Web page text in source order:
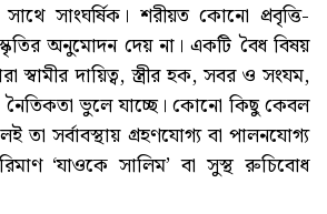
সাংঘর্ষিক। শরীয়ত কোনো প্রবৃত্তি-
অনুমোদন দেয় না। একটি বৈধ বিষয়
স্বামীর দায়িত্ব, স্ত্রীর হক, সবর ও সংযম,
ভুলে যাচ্ছে। কোনো কিছু কেবল
তা সর্বাবস্থায় গ্রহণযোগ্য বা পালনযোগ্য
‘যাওকে সালিম’ বা সুস্থ রুচিবোধ